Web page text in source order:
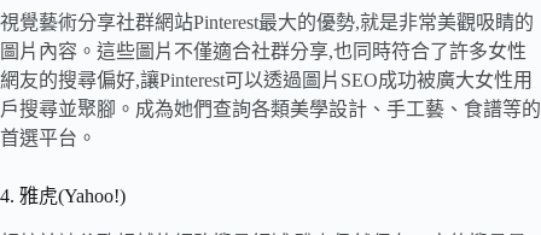
視覺藝術分享社群網站Pinterest最大的優勢,就是非常美觀吸睛的
圖片內容。這些圖片不僅適合社群分享,也同時符合了許多女性
網友的搜尋偏好,讓Pinterest可以透過圖片SEO成功被廣大女性用
戶搜尋並聚腳。成為她們查詢各類美學設計、手工藝、食譜等的
首選平台。
4. 雅虎(Yahoo!)